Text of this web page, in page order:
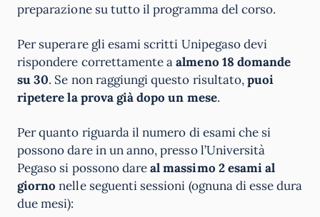
preparazione su tutto il programma del corso.
Per superare gli esami scritti Unipegaso devi
rispondere correttamente aalmeno 18 domande
su 30. Se non raggiungi questo risultato,puoi
ripetere la prova già dopo un mese.
Per quanto riguarda il numero di esami che si
possono dare in un anno, presso l’Università
Pegaso si possono dareal massimo 2 esami al
giorno nelle seguenti sessioni (ognuna di esse dura
due mesi):